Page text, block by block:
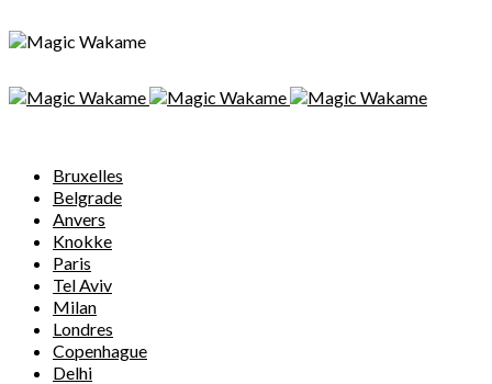
Bruxelles
Belgrade
Anvers
Knokke
Paris
Tel Aviv
Milan
Londres
Copenhague
Delhi